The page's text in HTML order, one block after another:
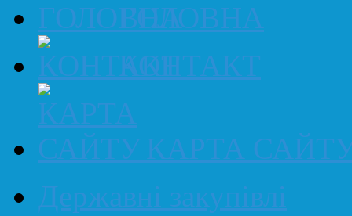
ГОЛОВНА
КОНТАКТ
КАРТА
Державні закупівлі